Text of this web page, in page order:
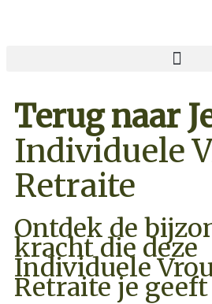
Terug naar
Individuele
Retraite
Ontdek de
kracht die deze
Individuele
Retraite je geeft